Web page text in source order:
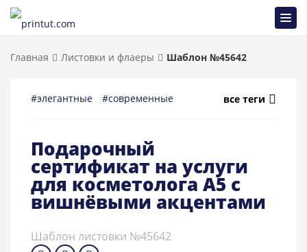
Главная Листовки и флаеры Шаблон №45642
#элегантные #современные #цветочныевсе теги
Подарочный
сертификат на услуги
для косметолога A5 с
вишнёвыми акцентами
Шаблон листовки №45642